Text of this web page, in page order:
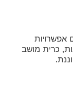
אפשרויות
כרית מושב